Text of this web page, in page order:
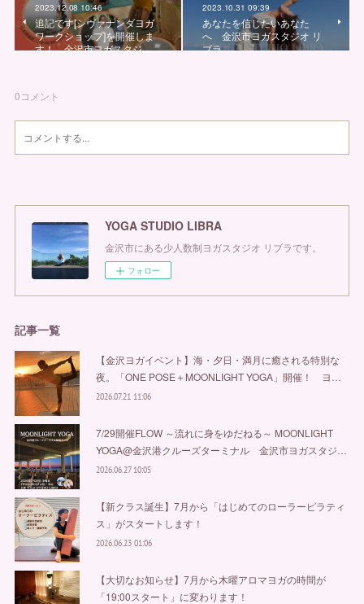
2023.12.08 10:46
追記です[シヴァナンダヨガ
ワークショップ]を開催しま
す！ 金沢市ヨガスタジ…
2023.10.31 09:39
あなたを信じたいあなた
へ 金沢市ヨガスタジオ リ
ブラ
0コメント
YOGA STUDIO LIBRA
金沢市にある少人数制ヨガスタジオ リブラです。
フォロー
記事一覧
【金沢ヨガイベント】海・夕日・満月に癒される特別な
夜。「ONE POSE＋MOONLIGHT YOGA」開催！ ヨ…
2026.07.21 11:06
7/29開催FLOW ～流れに身をゆだねる～ MOONLIGHT
YOGA@金沢港クルーズターミナル 金沢市ヨガスタジ…
2026.06.27 10:05
【新クラス誕生】7月から「はじめてのローラーピラティ
ス」がスタートします！
2026.06.23 01:06
【大切なお知らせ】7月から木曜アロマヨガの時間が
「19:00スタート」に変わります！